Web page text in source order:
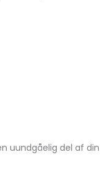
uundgåelig del af din